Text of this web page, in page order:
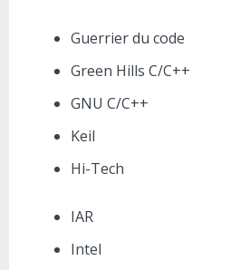
Guerrier du code
Green Hills C/C++
GNU C/C++
Keil
Hi-Tech
IAR
Intel